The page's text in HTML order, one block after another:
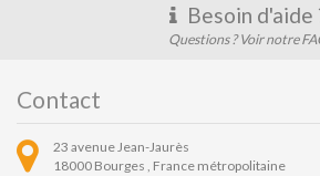
Besoin d'aide
Questions ? Voir notre
Contact
23 avenue Jean-Jaurès
18000 Bourges , France métropolitaine